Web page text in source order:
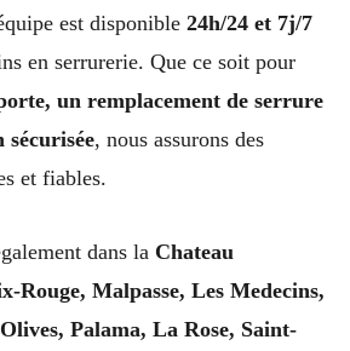
est disponible 24h/24 et 7j/7
en serrurerie. Que ce soit pour
un remplacement de serrure
, nous assurons des
et fiables.
dans la Chateau
Rouge, Malpasse, Les Medecins,
Palama, La Rose, Saint-